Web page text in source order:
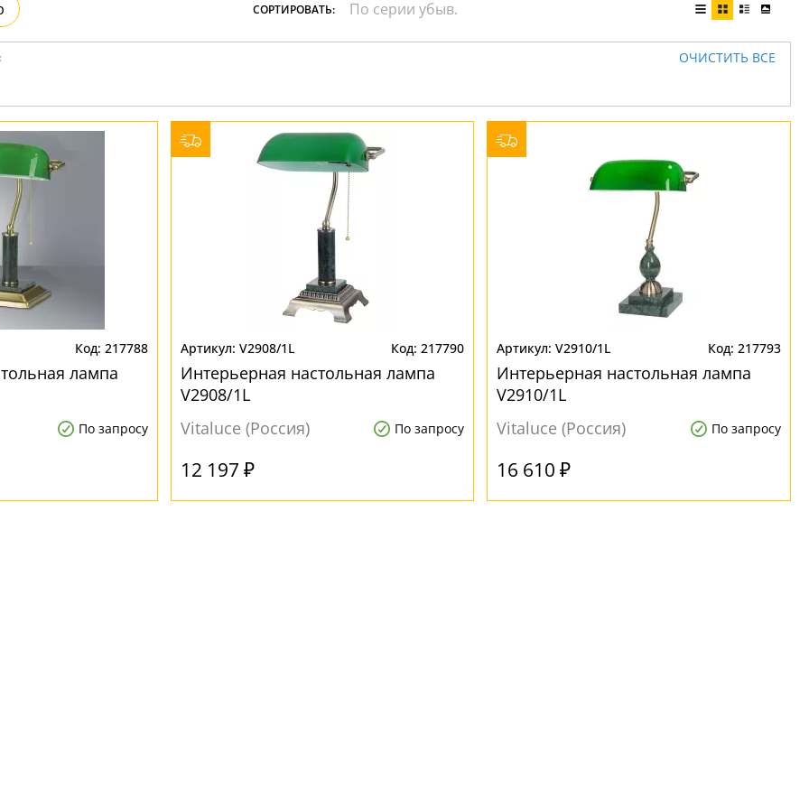
Хром
СОРТИРОВАТЬ:
ОЧИСТИТЬ ВСЕ
217788
лампа
По запросу
V2908/1L 217790
Интерьерная настольная лампа
V2908/1L
Vitaluce (Россия)
По запросу
12 197 ₽
V2910/1L 217793
Интерьерная настольная лампа
V2910/1L
Vitaluce (Россия)
По запросу
16 610 ₽